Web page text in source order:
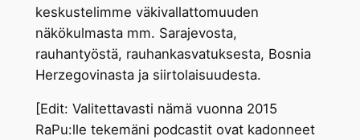
keskustelimme väkivallattomuuden
näkökulmasta mm. Sarajevosta,
rauhantyöstä, rauhankasvatuksesta, Bosnia
Herzegovinasta ja siirtolaisuudesta.
[Edit: Valitettavasti nämä vuonna 2015
RaPu:lle tekemäni podcastit ovat kadonneet